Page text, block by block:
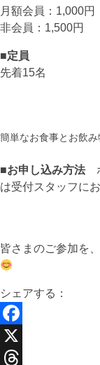
月額会員：1,000円
非会員：1,500円
■定員
先着15名
簡単なお食事とお飲
■お申し込み方法
は受付スタッフに
皆さまのご参加を
シェアする：
F
aX